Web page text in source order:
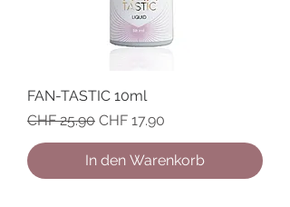
FAN-TASTIC 10ml
Standardpreis
CHF 25.90 Sale-Preis
CHF 17.90
In den Warenkorb